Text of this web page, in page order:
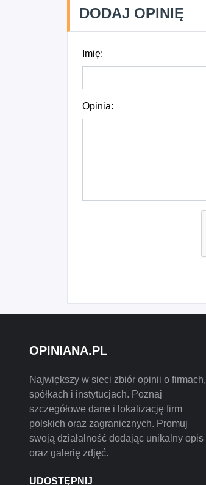
DODAJ OPINIĘ
Imię:
Opinia:
OPINIANA.PL
Największy w sieci zbiór opinii o firmach,
spółkach i instytucjach. Poznaj
szczegółowe dane i lokalizację firm
polskich oraz zagranicznych. Promuj
swoją działalność dodając unikalny opis
oraz galerię zdjęć.
UDOSTĘPNIJ